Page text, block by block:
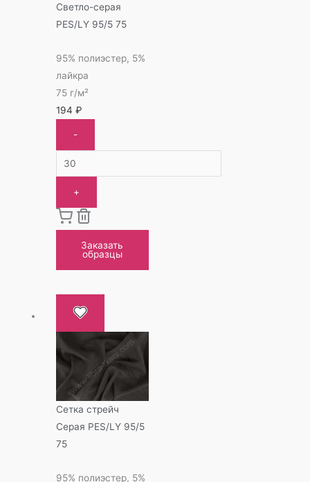
Светло-серая
PES/LY 95/5 75
95% полиэстер, 5%
лайкра
75 г/м²
194₽
-
+
Заказать
образцы
Сетка стрейч
Серая PES/LY 95/5
75
95% полиэстер, 5%